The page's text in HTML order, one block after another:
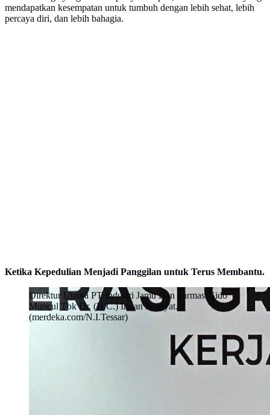
mendapatkan kesempatan untuk tumbuh dengan lebih sehat, lebih
percaya diri, dan lebih bahagia.
Ketika Kepedulian Menjadi Panggilan untuk Terus Membantu.
Direktur Utama PT Industri Jamu Dan Farmasi Sido
Muncul Tbk Dr. (H.C.) Irwan Hidayat.
(merdeka.com/N.I.Tessar)